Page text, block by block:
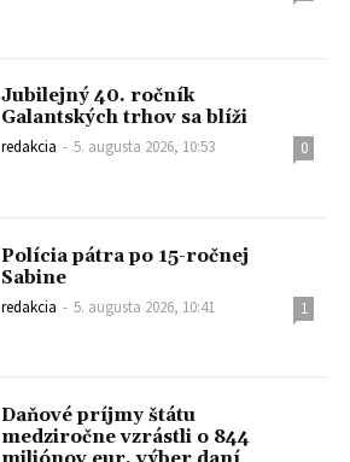
Jubilejný 40. ročník
Galantských trhov sa blíži
redakcia - 5. augusta 2026, 10:53 0
Polícia pátra po 15-ročnej
Sabine
redakcia - 5. augusta 2026, 10:41 1
Daňové príjmy štátu
medziročne vzrástli o 844